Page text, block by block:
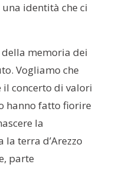
identità che ci
memoria dei
Vogliamo che
il concerto di valori
hanno fatto fiorire
la
la terra d’Arezzo
parte